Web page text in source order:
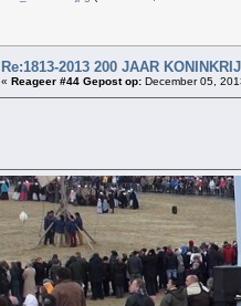
Re:1813-2013 200 JAAR
« Reageer #44 Gepost op: December 05,